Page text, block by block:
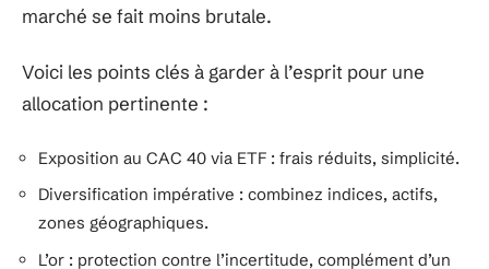
bien ; l’associer à des fonds suivant le S&P 500
leMSCI Worldapporte une stabilité bienvenue.
L’or n’est pas en reste. Sa progression récente,
près de 3 700 euros l’once fin 2025, soit un bond de
50 % sur l’année, rappelle que le métal jaune reste
une valeur refuge en période d’incertitude. Un